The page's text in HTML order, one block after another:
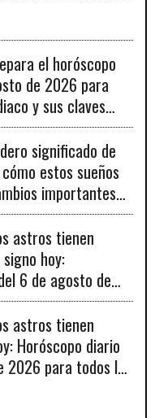
el horóscopo
de 2026 para
y sus claves
significado de
estos sueños
importantes
y profesional.
astros tienen
hoy:
6 de agosto de
astros tienen
Horóscopo diario
2026 para todos los